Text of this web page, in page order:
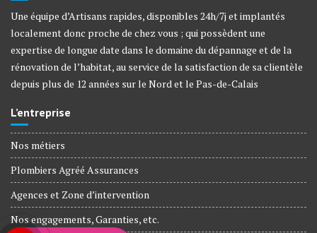
Une équipe d’Artisans rapides, disponibles 24h/7j et implantés
localement donc proche de chez vous ; qui possèdent une
expertise de longue date dans le domaine du dépannage et de la
rénovation de l’habitat, au service de la satisfaction de sa clientèle
depuis plus de 12 années sur le Nord et le Pas-de-Calais
L’entreprise
Nos métiers
Plombiers Agréé Assurances
Agences et Zone d’intervention
Nos engagements, Garanties, etc.